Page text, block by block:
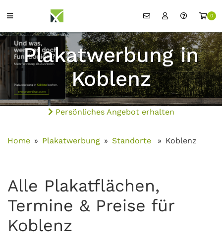
0
Plakatwerbung in
Koblenz
Persönliches Angebot erhalten
Home Plakatwerbung Standorte Koblenz
Alle Plakatflächen,
Termine & Preise für
Koblenz